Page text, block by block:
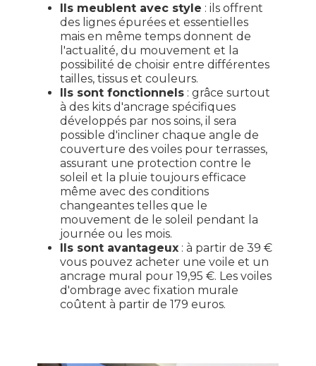
Ils meublent avec style : ils offrent
des lignes épurées et essentielles
mais en même temps donnent de
l'actualité, du mouvement et la
possibilité de choisir entre différentes
tailles, tissus et couleurs.
Ils sont fonctionnels: grâce surtout
à des kits d'ancrage spécifiques
développés par nos soins, il sera
possible d'incliner chaque angle de
couverture des voiles pour terrasses,
assurant une protection contre le
soleil et la pluie toujours efficace
même avec des conditions
changeantes telles que le
mouvement de le soleil pendant la
journée ou les mois.
Ils sont avantageux: à partir de 39 €
vous pouvez acheter une voile et un
ancrage mural pour 19,95 €. Les voiles
d'ombrage avec fixation murale
coûtent à partir de 179 euros.